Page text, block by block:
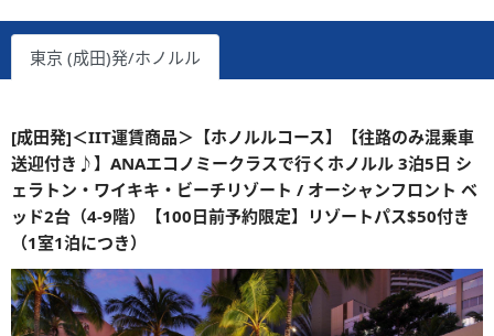
東京 (成田)発/ホノルル
[成田発]＜IIT運賃商品＞【ホノルルコース】【往路のみ混乗車
送迎付き♪】ANAエコノミークラスで行くホノルル 3泊5日 シ
ェラトン・ワイキキ・ビーチリゾート / オーシャンフロント ベ
ッド2台（4-9階）【100日前予約限定】リゾートパス$50付き
（1室1泊につき）